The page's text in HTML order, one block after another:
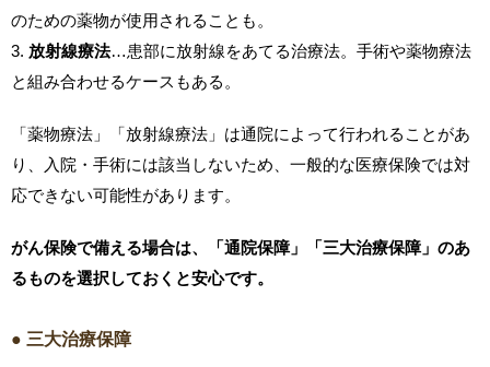
のための薬物が使用されることも。
3. 放射線療法…患部に放射線をあてる治療法。手術や薬物療法
と組み合わせるケースもある。
「薬物療法」「放射線療法」は通院によって行われることがあ
り、入院・手術には該当しないため、一般的な医療保険では対
応できない可能性があります。
がん保険で備える場合は、「通院保障」「三大治療保障」のあ
るものを選択しておくと安心です。
● 三大治療保障